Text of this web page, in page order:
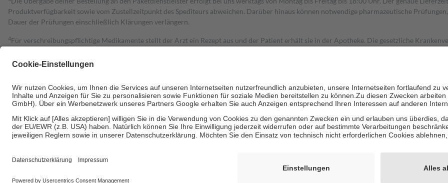
Produktverfügbarkeit sowie vom Zustellzeitpunkt des Spediteurs abweichen. Darüber hinaus können notwendige pharmazeutische
Dauer der Prüfungen einschließlich Klärungen verlängern.
4Für verschreibungspflichtige Medikamente stellt der Arzt ein Rezept aus und der Patient erhält sie in der Apotheke. Die gesetzliche
Grundsätzlich leisten Mitglieder Zuzahlungen in Höhe von zehn Prozent des Abgabepreises,
Bei Heilmitteln und häuslicher Krankenpflege beträgt die Zuzahlung zehn Prozent der Kosten sowie zehn Euro je Verordnung.
Um das Engagement der Versicherten für ihre eigene Gesundheit zu stärken und die besondere Stellung der Familie zu unterstützen, fallen
• Untersuchungen zur Vorsorge und Früherkennung, die von der GKV getragen werden
• empfohlenen Schutzimpfungen
Wir nutzen Trusted Shops als unabhängigen Dienstleister für die Einholung von Bewertungen. Trusted Shops hat Maßnahmen getroffen, um